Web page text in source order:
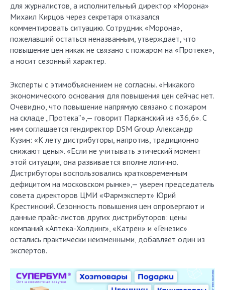
для журналистов, а исполнительный директор «Морона»
Михаил Кирцов через секретаря отказался
комментировать ситуацию. Сотрудник «Морона»,
пожелавший остаться неназванным, утверждает, что
повышение цен никак не связано с пожаром на «Протеке»,
а носит сезонный характер.
Эксперты с этимобъяснением не согласны. «Никакого
экономического основания для повышения цен сейчас нет.
Очевидно, что повышение напрямую связано с пожаром
на складе „Протека”»,— говорит Парканский из «36,6». С
ним соглашается гендиректор DSM Group Александр
Кузин: «К лету дистрибуторы, напротив, традиционно
снижают цены». «Если не учитывать этический момент
этой ситуации, она развивается вполне логично.
Дистрибуторы воспользовались кратковременным
дефицитом на московском рынке»,— уверен председатель
совета директоров ЦМИ «Фармэксперт» Юрий
Крестинский. Сезонность повышения цен опровергают и
данные прайс-листов других дистрибуторов: цены
компаний «Аптека-Холдинг», «Катрен» и «Генезис»
остались практически неизменными, добавляет один из
экспертов.